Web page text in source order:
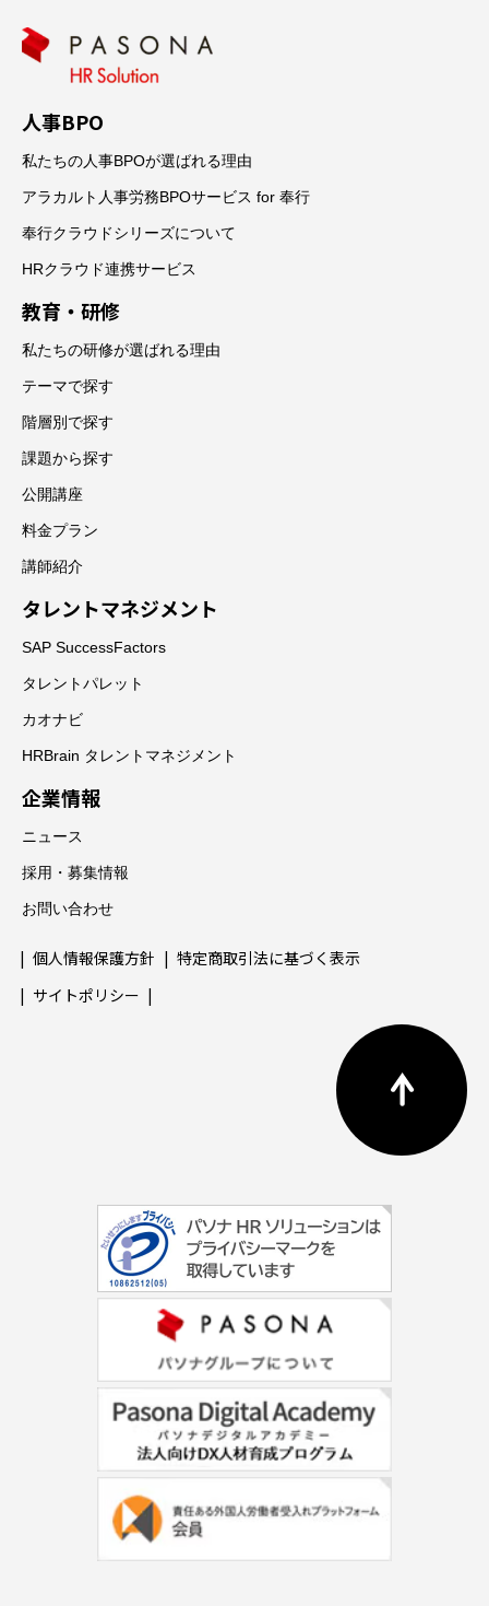
人事BPO
私たちの人事BPOが選ばれる理由
アラカルト人事労務BPOサービス for 奉行
奉行クラウドシリーズについて
HRクラウド連携サービス
教育・研修
私たちの研修が選ばれる理由
テーマで探す
階層別で探す
課題から探す
公開講座
料金プラン
講師紹介
タレントマネジメント
SAP SuccessFactors
タレントパレット
カオナビ
HRBrain タレントマネジメント
企業情報
ニュース
採用・募集情報
お問い合わせ
個人情報保護方針
特定商取引法に基づく表示
サイトポリシー